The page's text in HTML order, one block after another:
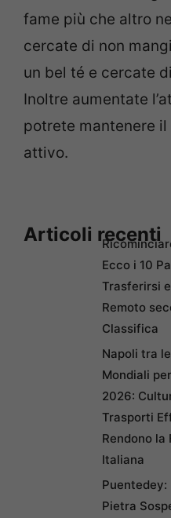
fame più che altro
cercate di non
un bel té e cercate
Inoltre aumentate
potrete mantenere
attivo.
Articoli recenti
Ecco i 10
Trasferirsi
Remoto
Classifica
Napoli tra
Mondiali
2026:
Trasporti
Rendono la
Italiana
Puentedey:
Pietra